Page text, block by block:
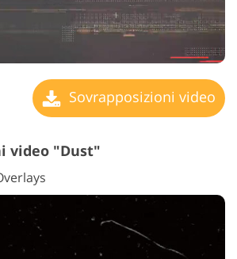
Sovrapposizioni video
video "Dust"